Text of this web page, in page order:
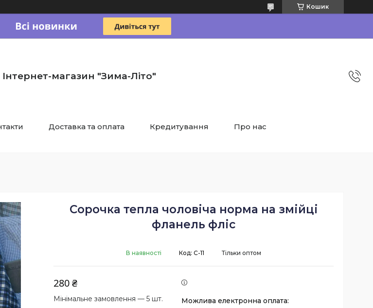
Кошик
Інтернет-магазин "Зима-Літо"
Доставка та оплата Кредитування Про нас
Сорочка тепла чоловіча норма на змійці
фланель фліс
В наявності Тільки оптом
Код: С-11
280 ₴
Мінімальне замовлення — 5 шт.